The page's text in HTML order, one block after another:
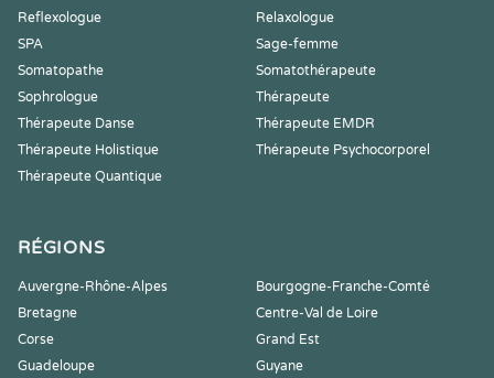
Reflexologue
Relaxologue
SPA
Sage-femme
Somatopathe
Somatothérapeute
Sophrologue
Thérapeute
Thérapeute Danse
Thérapeute EMDR
Thérapeute Holistique
Thérapeute Psychocorporel
Thérapeute Quantique
RÉGIONS
Auvergne-Rhône-Alpes
Bourgogne-Franche-Comté
Bretagne
Centre-Val de Loire
Corse
Grand Est
Guadeloupe
Guyane